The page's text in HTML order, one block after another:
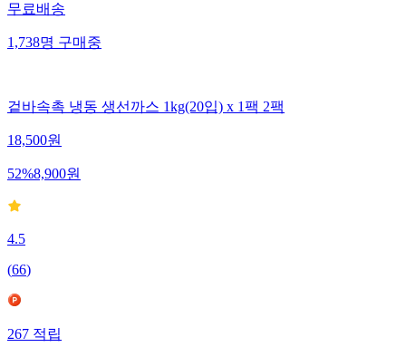
무료배송
1,738명 구매중
겉바속촉 냉동 생선까스 1kg(20입) x 1팩 2팩
18,500원
52%8,900원
4.5
(66)
267적립